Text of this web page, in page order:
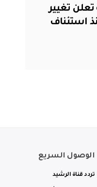
تعلن تغيير
منذ استئناف
الوصول السريع
تردد قناة الرشيد